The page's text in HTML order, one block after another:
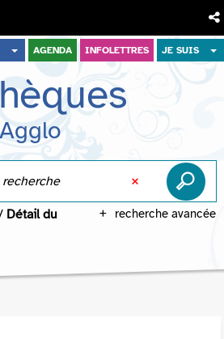
AGENDA INFOLETTRES JE SUIS
recherche avancée
Détail du